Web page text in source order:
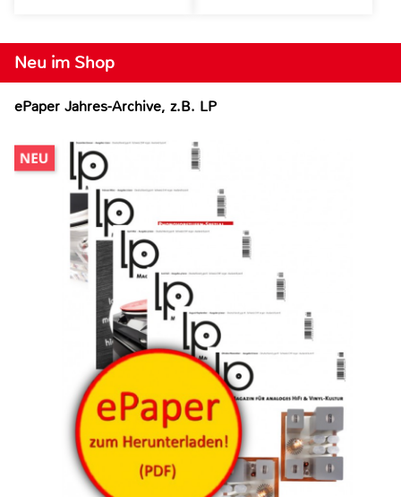
Neu im Shop
ePaper Jahres-Archive, z.B. LP